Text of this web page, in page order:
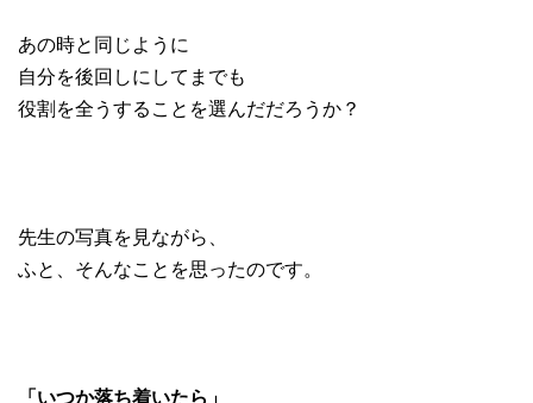
あの時と同じように
自分を後回しにしてまでも
役割を全うすることを選んだだろうか？
先生の写真を見ながら、
ふと、そんなことを思ったのです。
「いつか落ち着いたら」